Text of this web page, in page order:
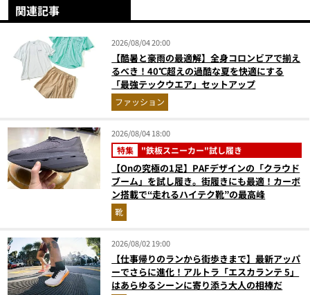
関連記事
2026/08/04 20:00
【酷暑と豪雨の最適解】全身コロンビアで揃え
るべき！40℃超えの過酷な夏を快適にする
「最強テックウエア」セットアップ
ファッション
2026/08/04 18:00
特集 "鉄板スニーカー"試し履き
【Onの究極の1足】PAFデザインの「クラウド
ブーム」を試し履き。街履きにも最適！カーボ
ン搭載で“走れるハイテク靴”の最高峰
靴
2026/08/02 19:00
【仕事帰りのランから街歩きまで】最新アッパ
ーでさらに進化！アルトラ「エスカランテ 5」
はあらゆるシーンに寄り添う大人の相棒だ